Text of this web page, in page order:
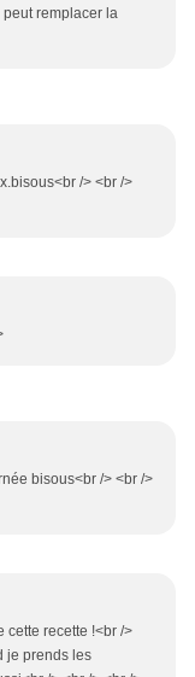
remplacer la
/> <br />
bisous<br /> <br />
cette recette !<br />
je prends les